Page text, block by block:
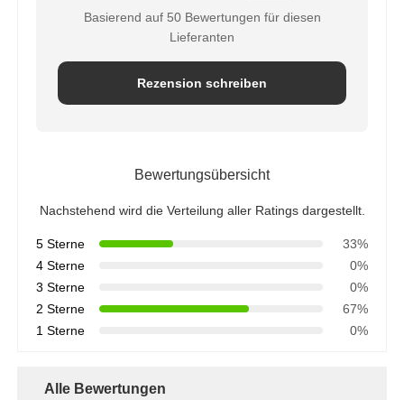
Basierend auf 50 Bewertungen für diesen
Lieferanten
Rezension schreiben
Bewertungsübersicht
Nachstehend wird die Verteilung aller Ratings dargestellt.
5 Sterne
33%
4 Sterne
0%
3 Sterne
0%
2 Sterne
67%
1 Sterne
0%
Alle Bewertungen